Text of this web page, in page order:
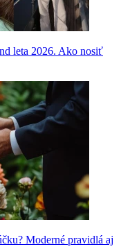
leta 2026. Ako nosiť
Moderné pravidlá aj